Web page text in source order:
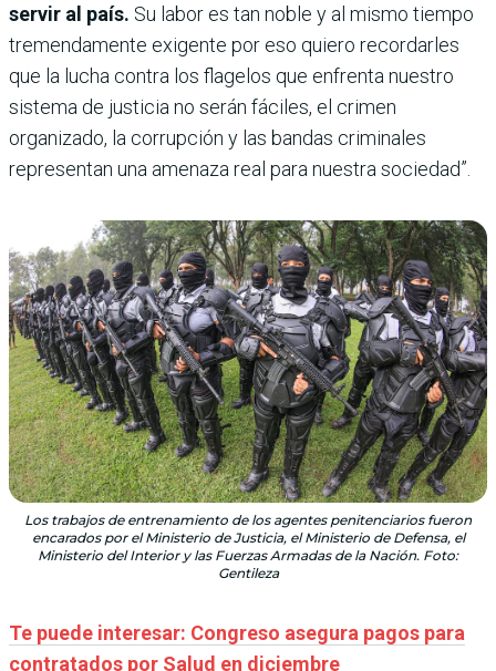
servir al país. Su labor es tan noble y al mismo tiempo
tremendamente exigente por eso quiero recordarles
que la lucha contra los flagelos que enfrenta nuestro
sistema de justicia no serán fáciles, el crimen
organizado, la corrupción y las bandas criminales
representan una amenaza real para nuestra sociedad”.
Los trabajos de entrenamiento de los agentes penitenciarios fueron
encarados por el Ministerio de Justicia, el Ministerio de Defensa, el
Ministerio del Interior y las Fuerzas Armadas de la Nación. Foto:
Gentileza
Te puede interesar: Congreso asegura pagos para
contratados por Salud en diciembre